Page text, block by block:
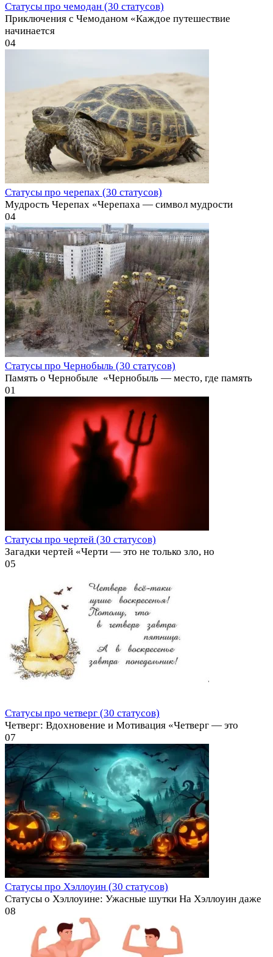
Статусы про чемодан (30 статусов)
Приключения с Чемоданом «Каждое путешествие
начинается
04
Статусы про черепах (30 статусов)
Мудрость Черепах «Черепаха — символ мудрости
04
Статусы про Чернобыль (30 статусов)
Память о Чернобыле ️ «Чернобыль — место, где память
01
Статусы про чертей (30 статусов)
Загадки чертей «Черти — это не только зло, но
05
Статусы про четверг (30 статусов)
Четверг: Вдохновение и Мотивация «Четверг — это
07
Статусы про Хэллоуин (30 статусов)
Статусы о Хэллоуине: Ужасные шутки На Хэллоуин даже
08